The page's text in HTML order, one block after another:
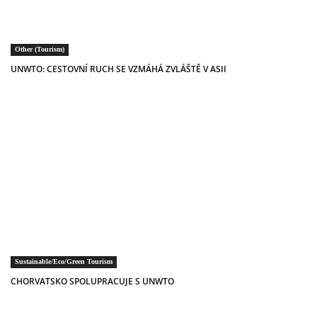
Other (Tourism)
UNWTO: CESTOVNÍ RUCH SE VZMÁHÁ ZVLÁŠTĚ V ASII
Sustainable/Eco/Green Tourism
CHORVATSKO SPOLUPRACUJE S UNWTO